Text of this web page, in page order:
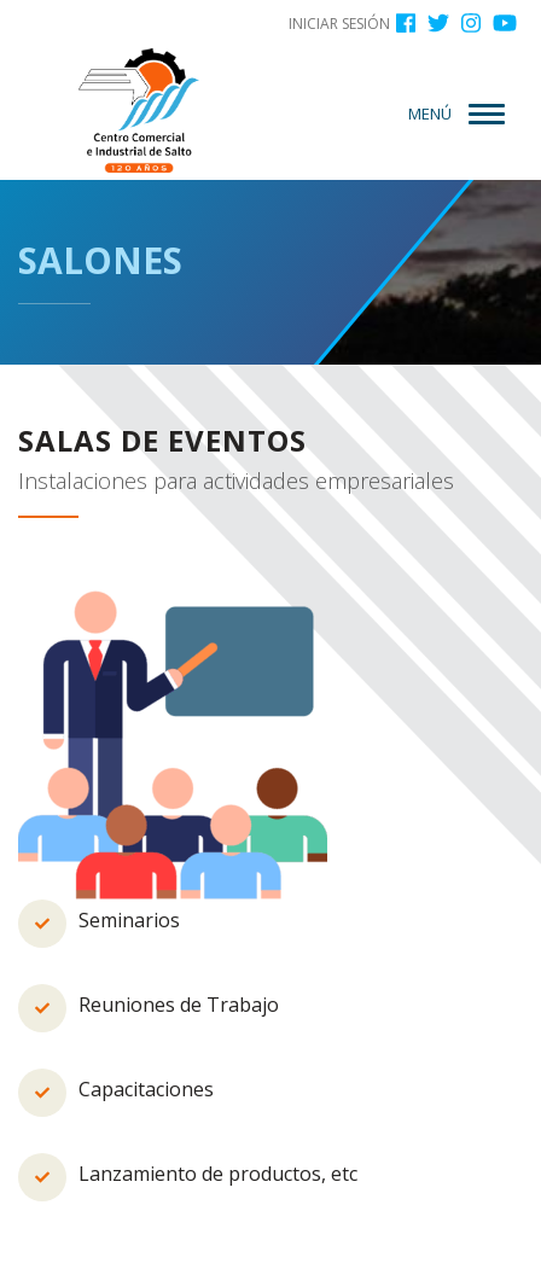
contenido
Menú
cuenta
usuario
INICIAR SESIÓN
MENÚ
SALONES
SALAS DE EVENTOS
Instalaciones para actividades empresariales
Seminarios
Reuniones de Trabajo
Capacitaciones
Lanzamiento de productos, etc